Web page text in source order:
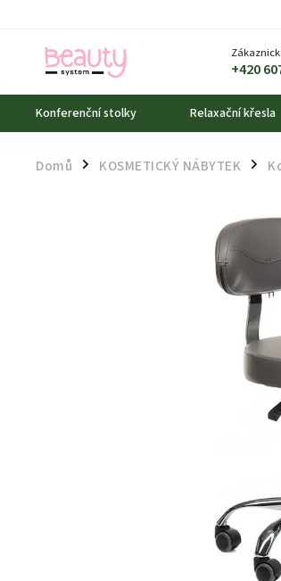
+420
Konferenční stolky Relaxační křesla
Domů / KOSMETICKÝ NÁBYTEK /